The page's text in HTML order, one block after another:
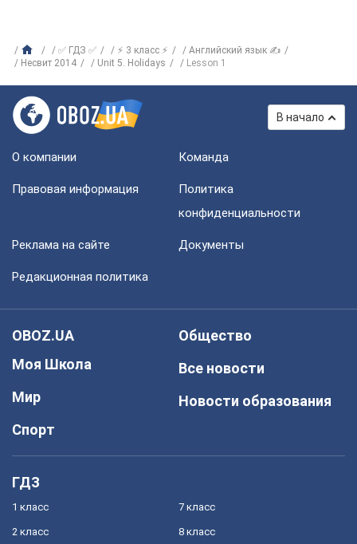
✅ ГДЗ ✅ ⚡ 3 класс ⚡
Английский язык ✍
Несвит 2014
Unit 5. Holidays Lesson 1
В начало
О компании Команда
Правовая информация
Политика
конфиденциальности
Реклама на сайте Документы
Редакционная политика
OBOZ.UA
Моя Школа
Мир
Спорт
Общество
Все новости
Новости образования
ГДЗ
1 класс
2 класс
7 класс
8 класс